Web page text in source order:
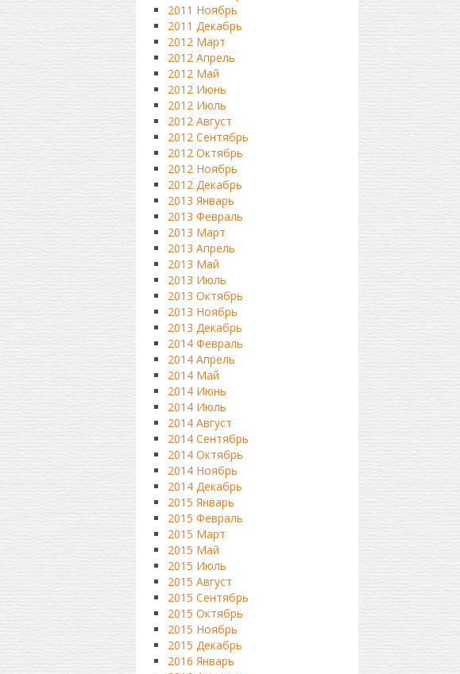
2011 Ноябрь
2011 Декабрь
2012 Март
2012 Апрель
2012 Май
2012 Июнь
2012 Июль
2012 Август
2012 Сентябрь
2012 Октябрь
2012 Ноябрь
2012 Декабрь
2013 Январь
2013 Февраль
2013 Март
2013 Апрель
2013 Май
2013 Июль
2013 Октябрь
2013 Ноябрь
2013 Декабрь
2014 Февраль
2014 Апрель
2014 Май
2014 Июнь
2014 Июль
2014 Август
2014 Сентябрь
2014 Октябрь
2014 Ноябрь
2014 Декабрь
2015 Январь
2015 Февраль
2015 Март
2015 Май
2015 Июль
2015 Август
2015 Сентябрь
2015 Октябрь
2015 Ноябрь
2015 Декабрь
2016 Январь